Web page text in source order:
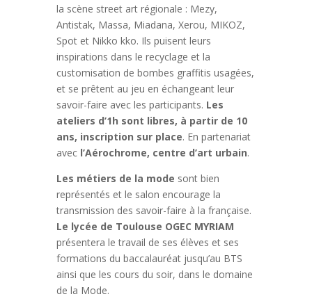
la scène street art régionale : Mezy,
Antistak, Massa, Miadana, Xerou, MIKOZ,
Spot et Nikko kko. Ils puisent leurs
inspirations dans le recyclage et la
customisation de bombes graffitis usagées,
et se prêtent au jeu en échangeant leur
savoir-faire avec les participants. Les
ateliers d’1h sont libres, à partir de 10
ans, inscription sur place. En partenariat
avec l’Aérochrome, centre d’art urbain.
Les métiers de la mode sont bien
représentés et le salon encourage la
transmission des savoir-faire à la française.
Le lycée de Toulouse OGEC MYRIAM
présentera le travail de ses élèves et ses
formations du baccalauréat jusqu’au BTS
ainsi que les cours du soir, dans le domaine
de la Mode.